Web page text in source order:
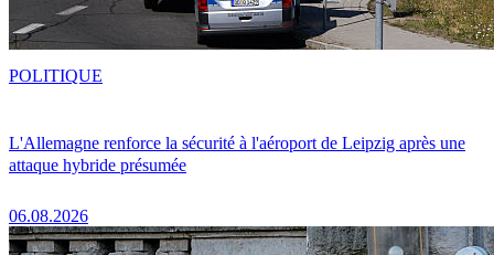
L'Allemagne renforce la sécurité à l'aéroport de Leipzig après une
attaque hybride présumée
06.08.2026
POLITIQUE